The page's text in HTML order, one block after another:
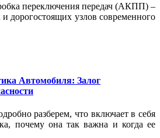
переключения передач (АКПП) –
дорогостоящих узлов современного
Автомобиля: Залог
разберем, что включает в себя
почему она так важна и когда ее